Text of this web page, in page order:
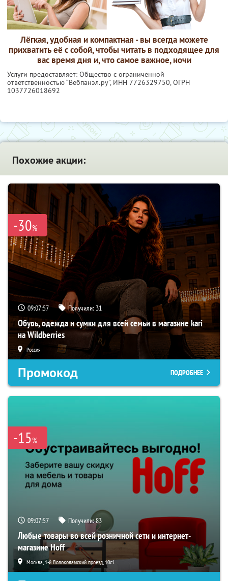
Лёгкая, удобная и компактная - вы всегда можете
прихватить её с собой, чтобы читать в подходящее для
вас время дня и, что самое важное, ночи
Услуги предоставляет: Общество с ограниченной
ответственностью “Вебпанэл.ру”, ИНН 7726329750 , ОГРН
1037726018692
Похожие акции:
-30%
09:07:56 Получили: 31
Обувь, одежда и сумки для всей семьи в магазине kari
на Wildberries
Россия
Промокод ПОДРОБНЕЕ
-15%
09:07:56 Получили:83
Любые товары во всей розничной сети и интернет-
магазине Hoff
Москва, 1-й Волоколамский проезд, 10с1